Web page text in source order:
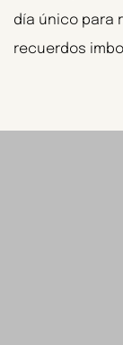
día único para
recuerdos